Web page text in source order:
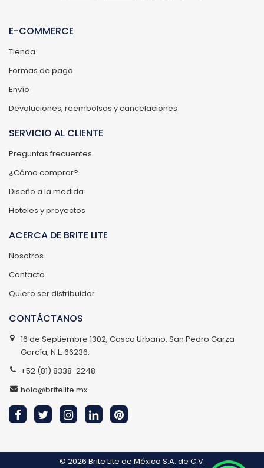
E-COMMERCE
Tienda
Formas de pago
Envío
Devoluciones, reembolsos y cancelaciones
SERVICIO AL CLIENTE
Preguntas frecuentes
¿Cómo comprar?
Diseño a la medida
Hoteles y proyectos
ACERCA DE BRITE LITE
Nosotros
Contacto
Quiero ser distribuidor
CONTÁCTANOS
16 de Septiembre 1302, Casco Urbano, San Pedro Garza
García, N.L. 66236.
+52 (81) 8338-2248
hola@britelite.mx
© 2026 Brite Lite de México S.A. de C.V.